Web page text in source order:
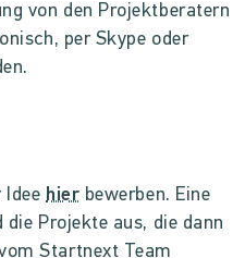
von den Projektberatern
per Skype oder
Ideehier bewerben. Eine
Projekte aus, die dann
Startnext Team